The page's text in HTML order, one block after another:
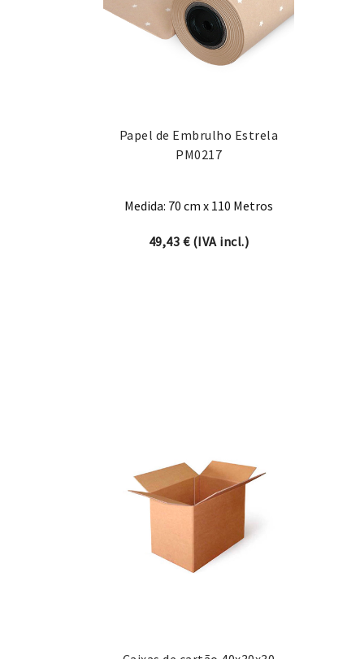
Papel de Embrulho Estrela
PM0217
Medida: 70 cm x 110 Metros
49,43 €(IVA incl.)